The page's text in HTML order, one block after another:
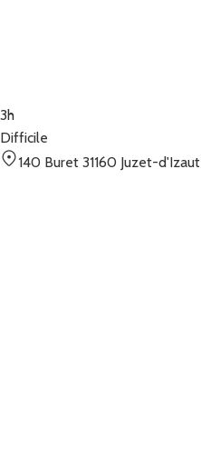
3h
Difficile
140 Buret 31160 Juzet-d'Izaut